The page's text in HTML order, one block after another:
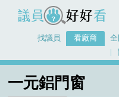
議員好好看
找議員 看廠商
一元鋁門窗
一元鋁門窗